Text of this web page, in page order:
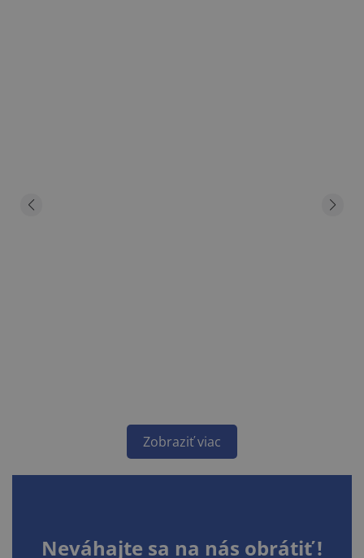
Zobraziť viac
Neváhajte sa na nás obrátiť !